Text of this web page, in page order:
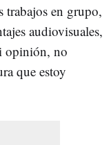
trabajos en grupo,
audiovisuales,
opinión, no
que estoy